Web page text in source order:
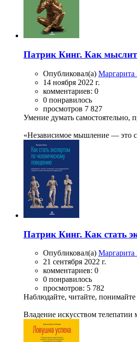
Патрик Кинг. Как
Опубликовал(а)
14 ноября 2022 г.
комментариев: 0
0 понравилось
просмотров 7 827
Умение думать
«Независимое мышление — это
Патрик Кинг. Как стать
Опубликовал(а)
21 сентября 2022 г.
комментариев: 0
0 понравилось
просмотров: 5 782
Наблюдайте, читайте,
Владение искусством телепатии